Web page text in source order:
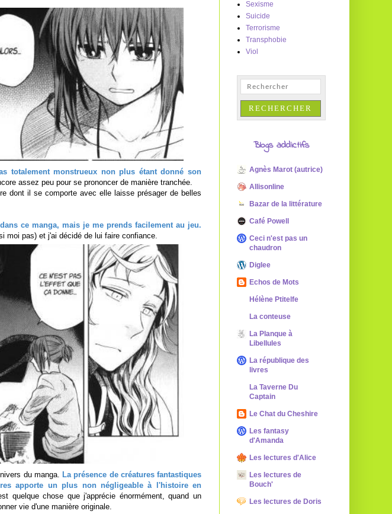
totalement monstrueux non plus étant donné son
assez peu pour se prononcer de manière tranchée.
dont il se comporte avec elle laisse présager de belles
ce manga, mais je me prends facilement au jeu.
moi pas) et j'ai décidé de lui faire confiance.
du manga. La présence de créatures fantastiques
apporte un plus non négligeable à l'histoire en
quelque chose que j'apprécie énormément, quand un
vie d'une manière originale.
Sexisme
Suicide
Terrorisme
Transphobie
Viol
Blogs addictifs
Agnès Marot (autrice)
Allisonline
Bazar de la littérature
Café Powell
Ceci n'est pas un
chaudron
Diglee
Echos de Mots
Hélène Ptitelfe
La conteuse
La Planque à
Libellules
La république des
livres
La Taverne Du
Captain
Le Chat du Cheshire
Les fantasy
d'Amanda
Les lectures d'Alice
Les lectures de
Bouch'
Les lectures de Doris